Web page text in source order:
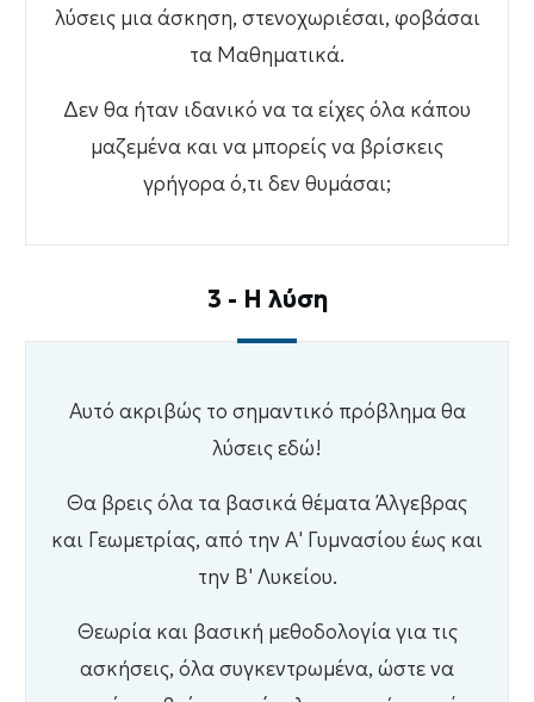
λύσεις μια άσκηση, στενοχωριέσαι, φοβάσαι
τα Μαθηματικά.
Δεν θα ήταν ιδανικό να τα είχες όλα κάπου
μαζεμένα και να μπορείς να βρίσκεις
γρήγορα ό,τι δεν θυμάσαι;
3 - Η λύση
Αυτό ακριβώς το σημαντικό πρόβλημα θα
λύσεις εδώ!
Θα βρεις όλα τα βασικά θέματα Άλγεβρας
και Γεωμετρίας, από την Α' Γυμνασίου έως και
την Β' Λυκείου.
Θεωρία και βασική μεθοδολογία για τις
ασκήσεις, όλα συγκεντρωμένα, ώστε να